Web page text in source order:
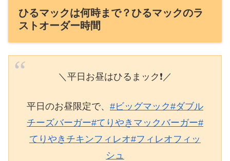
ひるマックは何時まで？ひるマックのラ
ストオーダー時間
＼平日お昼はひるまック❗️／
平日のお昼限定で、 #ビッグマック#ダブル
チーズバーガー#てりやきマックバーガー#
てりやきチキンフィレオ#フィレオフィッ
シュ